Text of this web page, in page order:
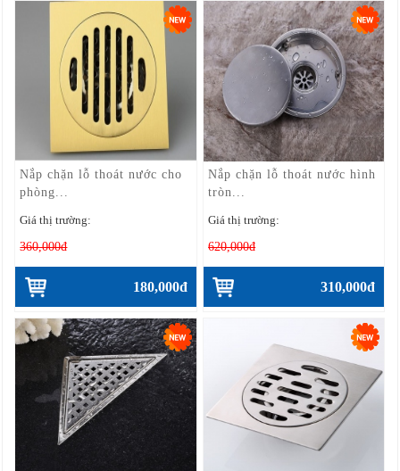
Nắp chặn lỗ thoát nước cho
phòng...
Giá thị trường:
360,000đ
180,000đ
Nắp chặn lỗ thoát nước hình
tròn...
Giá thị trường:
620,000đ
310,000đ